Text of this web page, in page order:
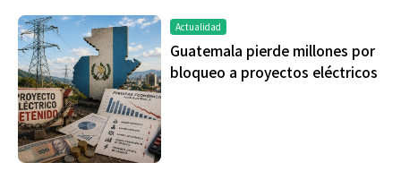
Actualidad
Guatemala pierde millones por
bloqueo a proyectos eléctricos